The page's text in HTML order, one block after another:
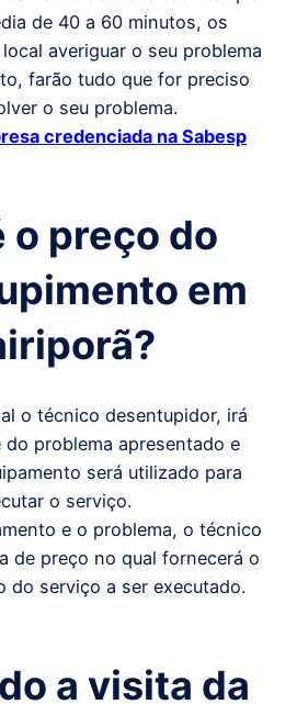
de 40 a 60 minutos, os
averiguar o seu problema
farão tudo que for preciso
o seu problema.
credenciada na Sabesp
o preço do
em
?
o técnico desentupidor, irá
do problema apresentado e
será utilizado para
o serviço.
e o problema, o técnico
de preço no qual fornecerá o
do serviço a ser executado.
a visita da